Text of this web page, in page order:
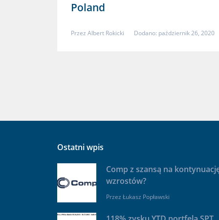
Poland
Przez Albert Rokicki Dodano: październik 26, 2020
Ostatni wpis
Comp z szansą na
wzrostów?
Przez Łukasz Popławski